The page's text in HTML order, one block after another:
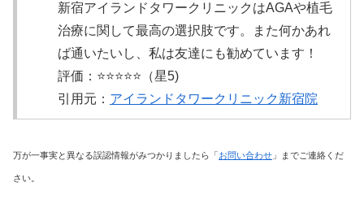
新宿アイランドタワークリニックはAGAや植毛
治療に関して最高の選択肢です。また何かあれ
ば通いたいし、私は友達にも勧めています！
評価：⭐️⭐️⭐️⭐️⭐️（星5)
引用元： アイランドタワークリニック新宿院
万が一事実と異なる誤認情報がみつかりましたら「お問い合わせ 」までご連絡くだ
さい。